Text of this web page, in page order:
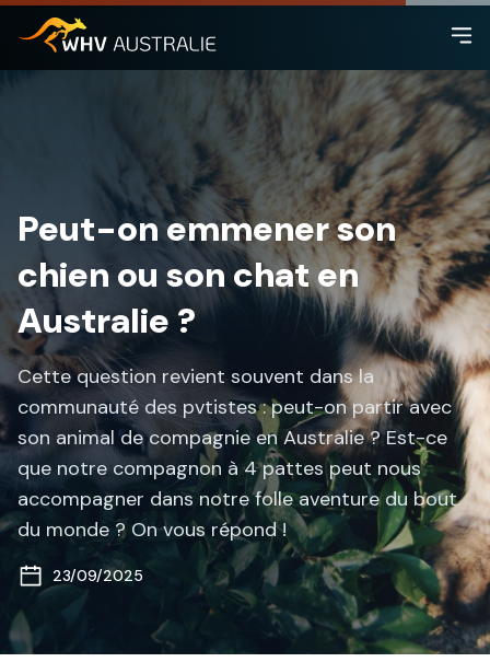
Peut-on emmener son
chien ou son chat en
Australie ?
Cette question revient souvent dans la
communauté des pvtistes : peut-on partir avec
son animal de compagnie en Australie ? Est-ce
que notre compagnon à 4 pattes peut nous
accompagner dans notre folle aventure du bout
du monde ? On vous répond !
23/09/2025